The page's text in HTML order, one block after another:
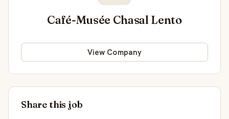
Café-Musée Chasal Lento
View Company
Share this job